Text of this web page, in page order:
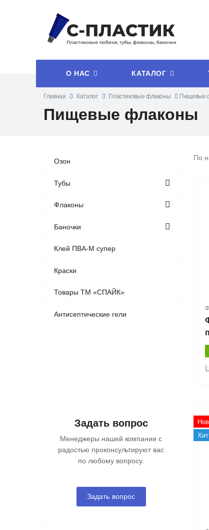
О НАС КАТАЛОГ
Главная Каталог Пластиковые флаконы Пищевые
Пищевые флаконы
Озон
Тубы
Флаконы
Баночки
Клей ПВА-М супер
Краски
Товары ТМ «СПАЙК»
Антисептические гели
Задать вопрос
Менеджеры нашей компании с
радостью проконсультируют вас
по любому вопросу.
Задать вопрос
По